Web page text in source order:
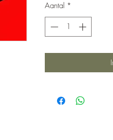
Aantal *